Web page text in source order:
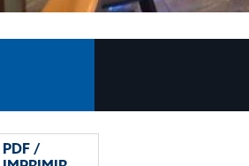
PDF /